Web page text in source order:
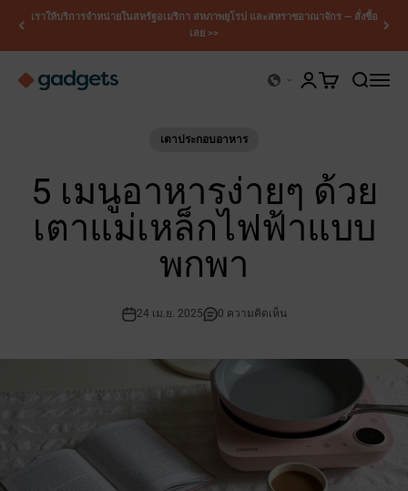
ข้ามไปยังเนื้อหา
เราให้บริการจำหน่ายในสหรัฐอเมริกา สหภาพยุโรป และสหราชอาณาจักร — สั่งซื้อ
เลย >>
เปิดการค้
เปิดเ
เคอร์รี่ แกดเจ็ตส์ เปิดหน้าบัญชี
เปิดตะกร้าสินค้า
เตาประกอบอาหาร
5 เมนูอาหารง่ายๆ ด้วย
เตาแม่เหล็กไฟฟ้าแบบ
พกพา
24 เม.ย. 2025 0 ความคิดเห็น